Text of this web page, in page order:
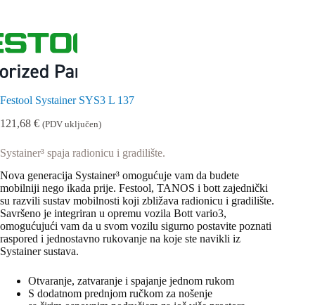
Festool Systainer SYS3 L 137
121,68 € (PDV uključen)
Systainer³ spaja radionicu i gradilište.
Nova generacija Systainer³ omogućuje vam da budete
mobilniji nego ikada prije. Festool, TANOS i bott zajednički
su razvili sustav mobilnosti koji zbližava radionicu i gradilište.
Savršeno je integriran u opremu vozila Bott vario3,
omogućujući vam da u svom vozilu sigurno postavite poznati
raspored i jednostavno rukovanje na koje ste navikli iz
Systainer sustava.
Otvaranje, zatvaranje i spajanje jednom rukom
S dodatnom prednjom ručkom za nošenje